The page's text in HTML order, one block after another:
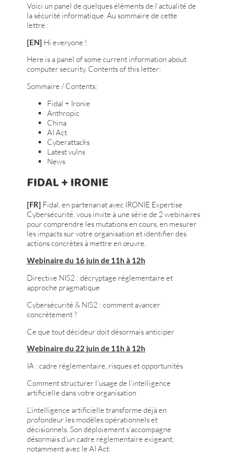
Voici un panel de quelques éléments de l’actualité de
la sécurité informatique. Au sommaire de cette
lettre :
[EN] Hi everyone !
Here is a panel of some current information about
computer security. Contents of this letter:
Sommaire / Contents:
Fidal + Ironie
Anthropic
China
AI Act
Cyberattacks
Latest vulns
News
FIDAL + IRONIE
[FR] Fidal, en partenariat avec IRONIE Expertise
Cybersécurité, vous invite à une série de 2 webinaires
pour comprendre les mutations en cours, en mesurer
les impacts sur votre organisation et identifier des
actions concrètes à mettre en œuvre.
Webinaire du 16 juin de 11h à 12h
Directive NIS2 : décryptage réglementaire et
approche pragmatique
Cybersécurité & NIS2 : comment avancer
concrètement ?
Ce que tout décideur doit désormais anticiper
Webinaire du 22 juin de 11h à 12h
IA : cadre réglementaire, risques et opportunités
Comment structurer l’usage de l’intelligence
artificielle dans votre organisation
L’intelligence artificielle transforme déjà en
profondeur les modèles opérationnels et
décisionnels. Son déploiement s’accompagne
désormais d’un cadre réglementaire exigeant,
notamment avec le AI Act.